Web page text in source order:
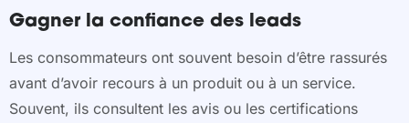
Gagner la confiance des leads
Les consommateurs ont souvent besoin d’être rassurés
avant d’avoir recours à un produit ou à un service.
Souvent, ils consultent les avis ou les certifications